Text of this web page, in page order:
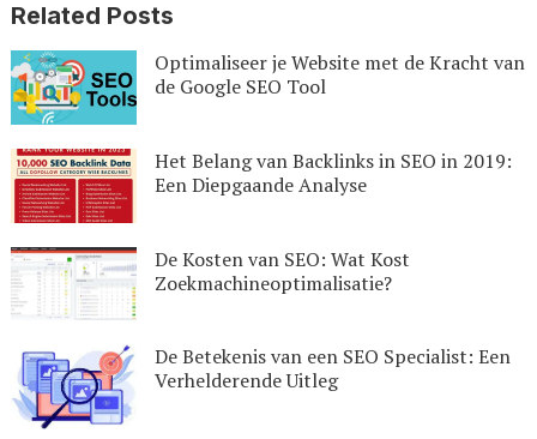
Related Posts
Optimaliseer je Website met de Kracht van
de Google SEO Tool
Het Belang van Backlinks in SEO in 2019:
Een Diepgaande Analyse
De Kosten van SEO: Wat Kost
Zoekmachineoptimalisatie?
De Betekenis van een SEO Specialist: Een
Verhelderende Uitleg